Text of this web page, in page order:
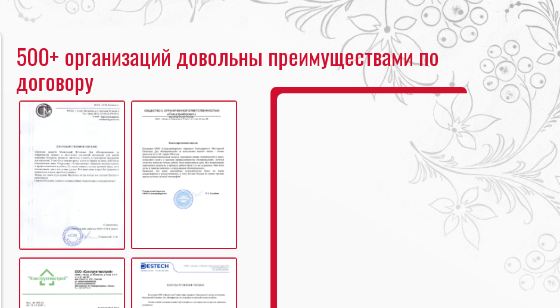
500+ организаций довольны преимуществами по
договору